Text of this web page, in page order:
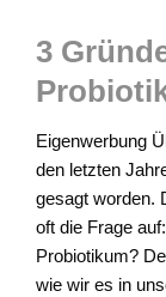
3
Eigenwerbung
den letzten
gesagt worden.
oft die Frage
Probiotikum?
wie wir es in